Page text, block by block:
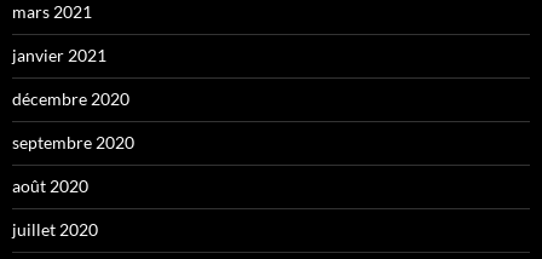
mars 2021
janvier 2021
décembre 2020
septembre 2020
août 2020
juillet 2020